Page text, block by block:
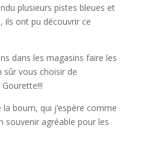
plusieurs pistes bleues et
ils ont pu découvrir ce
dans les magasins faire les
sûr vous choisir de
la boum, qui j’espère comme
souvenir agréable pour les